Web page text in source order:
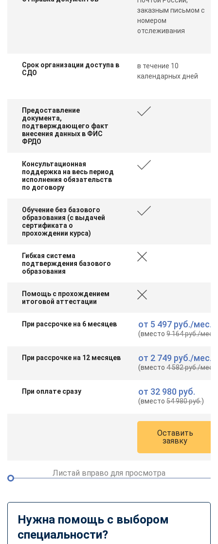
заказным письмом с
номером
отслеживания
Срок организации доступа в
СДО
в течение 10
календарных дней
Предоставление
документа,
подтверждающего факт
внесения данных в ФИС
ФРДО
Консультационная
поддержка на весь период
исполнения обязательств
по договору
Обучение без базового
образования (с выдачей
сертификата о
прохождении курса)
Гибкая система
подтверждения базового
образования
Помощь с прохождением
итоговой аттестации
При рассрочке на 6 месяцев от 5 497 руб./мес.
(вместо9 164 руб./мес.
При рассрочке на 12 месяцев от 2 749 руб./мес.
(вместо4 582 руб./мес.
При оплате сразу от 32 980 руб.
(вместо54 980 руб.)
Оставить
заявку
Листай вправо для просмотра
Нужна помощь с выбором
специальности?